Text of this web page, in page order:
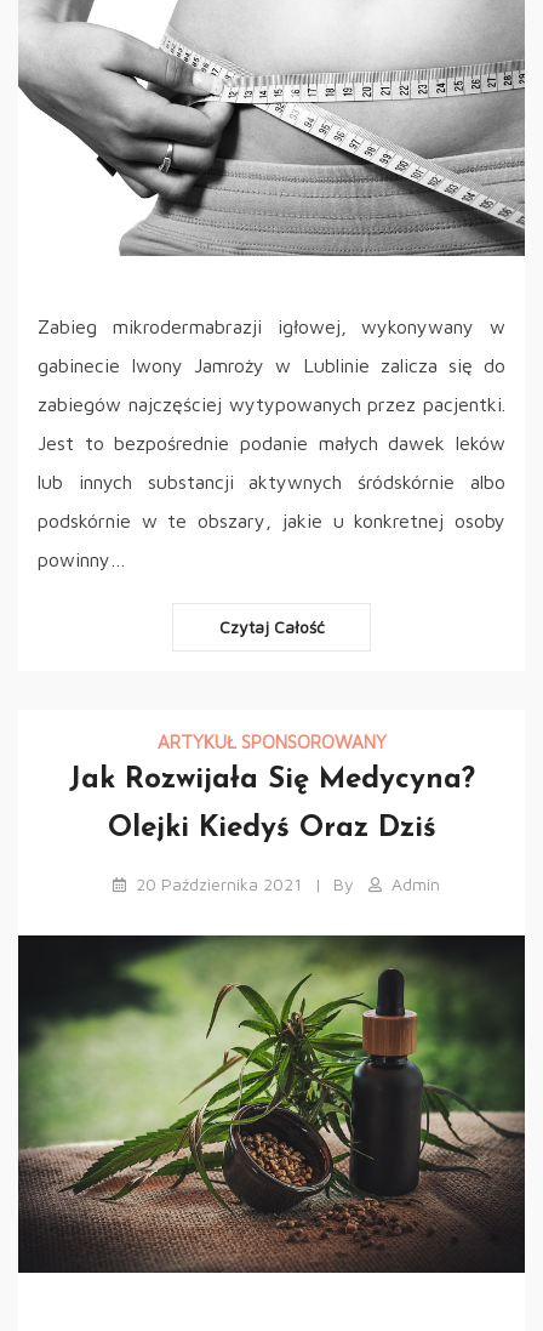
Zabieg mikrodermabrazji igłowej, wykonywany w
gabinecie Iwony Jamroży w Lublinie zalicza się do
zabiegów najczęściej wytypowanych przez pacjentki.
Jest to bezpośrednie podanie małych dawek leków
lub innych substancji aktywnych śródskórnie albo
podskórnie w te obszary, jakie u konkretnej osoby
powinny…
Czytaj Całość
ARTYKUŁ SPONSOROWANY
Jak Rozwijała Się Medycyna?
Olejki Kiedyś Oraz Dziś
20 Października 2021 By Admin